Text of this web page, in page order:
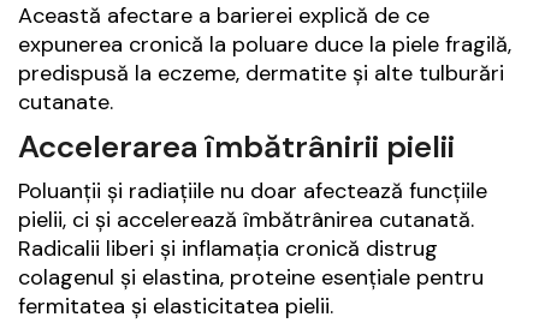
Această afectare a barierei explică de ce
expunerea cronică la poluare duce la piele fragilă,
predispusă la eczeme, dermatite și alte tulburări
cutanate.
Accelerarea îmbătrânirii pielii
Poluanții și radiațiile nu doar afectează funcțiile
pielii, ci și accelerează îmbătrânirea cutanată.
Radicalii liberi și inflamația cronică distrug
colagenul și elastina, proteine esențiale pentru
fermitatea și elasticitatea pielii.